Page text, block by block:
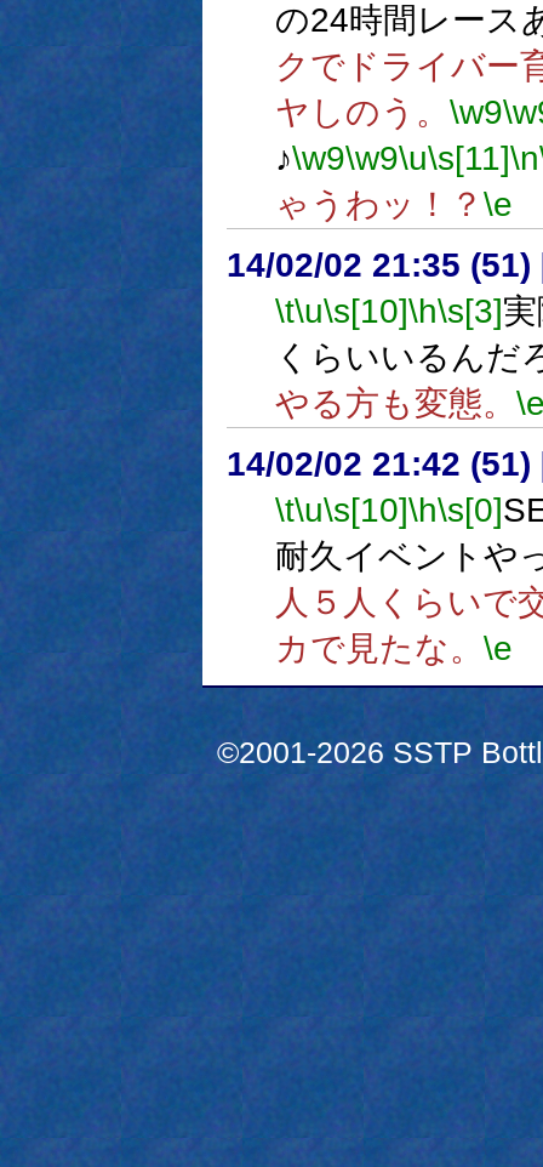
の24時間レース
クでドライバー
ヤしのう。 \w9
♪\w9\w9\u\s[11]\n
ゃうわッ！？ \e
14/02/02 21:35 (51)
\t\u\s[10]\h\s[3]
くらいいるんだ
やる方も変態。
14/02/02 21:42 (51)
\t\u\s[10]\h\s[0]
耐久イベントや
人５人くらいで
カで見たな。 \e
©2001-2026 SSTP